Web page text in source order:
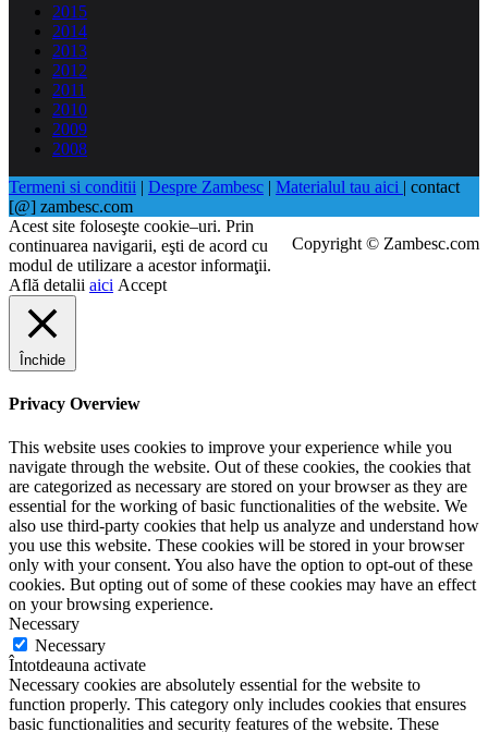
2015
2014
2013
2012
2011
2010
2009
2008
Termeni si conditii | Despre Zambesc | Materialul tau aici | contact
[@] zambesc.com
Copyright © Zambesc.com
Acest site foloseşte cookie–uri. Prin
continuarea navigarii, eşti de acord cu
modul de utilizare a acestor informaţii.
Află detalii aici Accept
Închide
Privacy Overview
This website uses cookies to improve your experience while you
navigate through the website. Out of these cookies, the cookies that
are categorized as necessary are stored on your browser as they are
essential for the working of basic functionalities of the website. We
also use third-party cookies that help us analyze and understand how
you use this website. These cookies will be stored in your browser
only with your consent. You also have the option to opt-out of these
cookies. But opting out of some of these cookies may have an effect
on your browsing experience.
Necessary
Necessary
Întotdeauna activate
Necessary cookies are absolutely essential for the website to
function properly. This category only includes cookies that ensures
basic functionalities and security features of the website. These